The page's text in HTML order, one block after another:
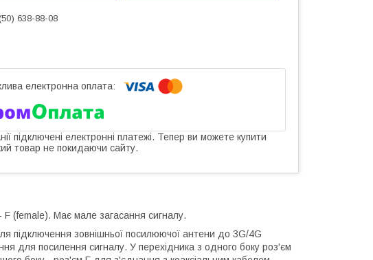
638-88-08
підключені електронні платежі. Тепер ви можете купити
товар не покидаючи сайту.
(female). Має мале загасання сигналу.
підключення зовнішньої посилюючої антени до 3G/4G
для посилення сигналу. У перехідника з одного боку роз'єм